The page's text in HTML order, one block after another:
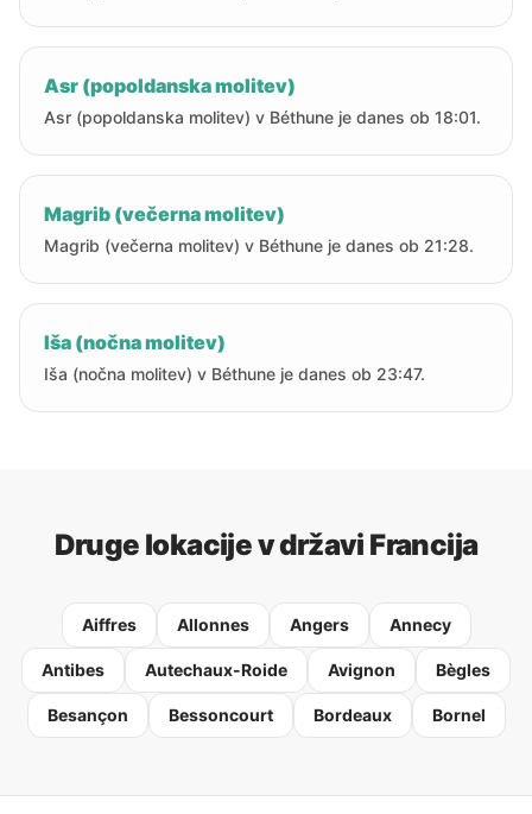
Asr (popoldanska molitev)
Asr (popoldanska molitev) v Béthune je danes ob 18:01.
Magrib (večerna molitev)
Magrib (večerna molitev) v Béthune je danes ob 21:28.
Iša (nočna molitev)
Iša (nočna molitev) v Béthune je danes ob 23:47.
Druge lokacije v državi Francija
Aiffres Allonnes Angers Annecy
Antibes Autechaux-Roide Avignon Bègles
Besançon Bessoncourt Bordeaux Bornel